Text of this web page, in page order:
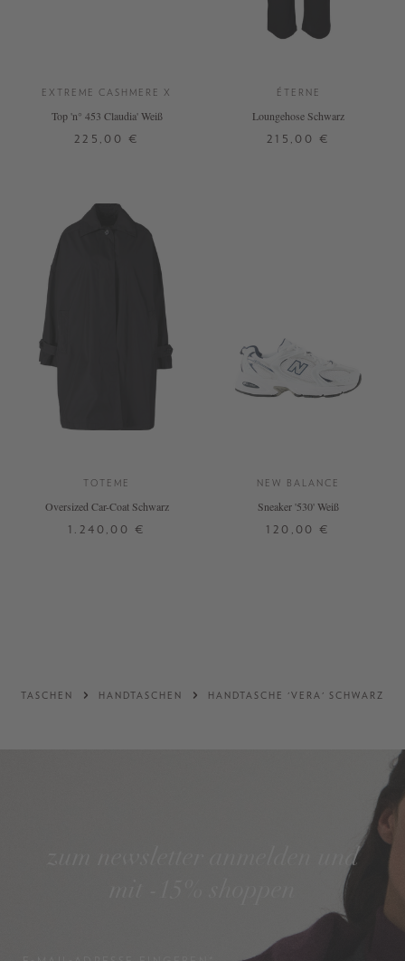
EXTREME CASHMERE X
Top 'n° 453 Claudia' Weiß
225,00 €
+ WEITERE FARBEN
ÉTERNE
Loungehose Schwarz
215,00 €
TOTEME
Oversized Car-Coat Schwarz
1.240,00 €
NEW BALANCE
Sneaker '530' Weiß
120,00 €
TASCHEN HANDTASCHEN HANDTASCHE 'VERA' SCHWARZ
zum newsletter anmelden und